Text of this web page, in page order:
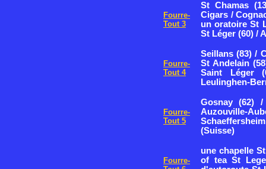
Fourre-
Tout 3
St Chamas
Cigars /
un oratoire St
St Léger (60) /
Fourre-
Tout 4
Seillans (83) /
St Andelain
Saint Léger
Leulinghen-
Fourre-
Tout 5
Gosnay (62)
Auzouville-
(Suisse)
Fourre-
une chapelle
of tea St